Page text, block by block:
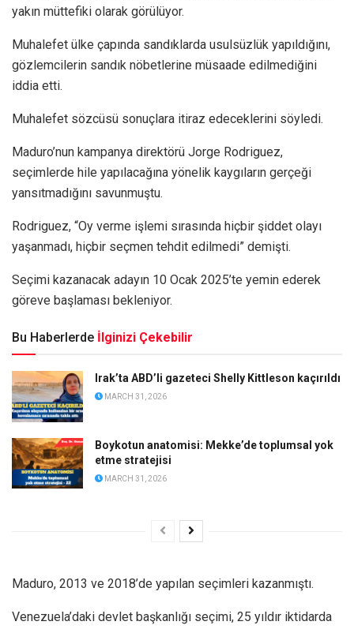
yakın müttefiki olarak görülüyor.
Muhalefet ülke çapında sandıklarda usulsüzlük yapıldığını,
gözlemcilerin sandık nöbetlerine müsaade edilmediğini
iddia etti.
Muhalefet sözcüsü sonuçlara itiraz edeceklerini söyledi.
Maduro’nun kampanya direktörü Jorge Rodriguez,
seçimlerde hile yapılacağına yönelik kaygıların gerçeği
yansıtmadığını savunmuştu.
Rodriguez, “Oy verme işlemi sırasında hiçbir şiddet olayı
yaşanmadı, hiçbir seçmen tehdit edilmedi” demişti.
Seçimi kazanacak adayın 10 Ocak 2025’te yemin ederek
göreve başlaması bekleniyor.
Bu Haberlerde İlginizi Çekebilir
Irak’ta ABD’li gazeteci Shelly Kittleson kaçırıldı
MARCH 31, 2026
Boykotun anatomisi: Mekke’de toplumsal yok
etme stratejisi
MARCH 31, 2026
Maduro, 2013 ve 2018’de yapılan seçimleri kazanmıştı.
Venezuela’daki devlet başkanlığı seçimi, 25 yıldır iktidarda